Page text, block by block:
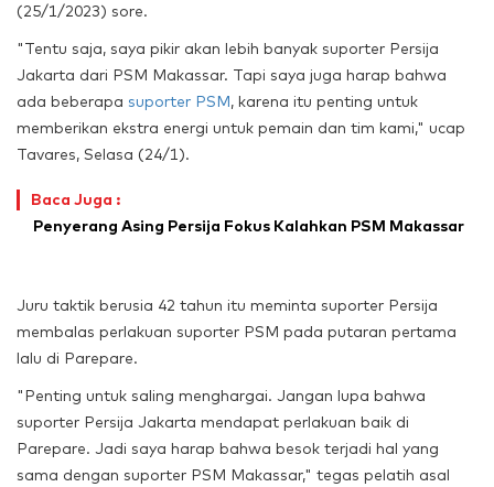
(25/1/2023) sore.
"Tentu saja, saya pikir akan lebih banyak suporter Persija
Jakarta dari PSM Makassar. Tapi saya juga harap bahwa
ada beberapa suporter PSM, karena itu penting untuk
memberikan ekstra energi untuk pemain dan tim kami," ucap
Tavares, Selasa (24/1).
Baca Juga :
Penyerang Asing Persija Fokus Kalahkan PSM Makassar
Juru taktik berusia 42 tahun itu meminta suporter Persija
membalas perlakuan suporter PSM pada putaran pertama
lalu di Parepare.
"Penting untuk saling menghargai. Jangan lupa bahwa
suporter Persija Jakarta mendapat perlakuan baik di
Parepare. Jadi saya harap bahwa besok terjadi hal yang
sama dengan suporter PSM Makassar," tegas pelatih asal